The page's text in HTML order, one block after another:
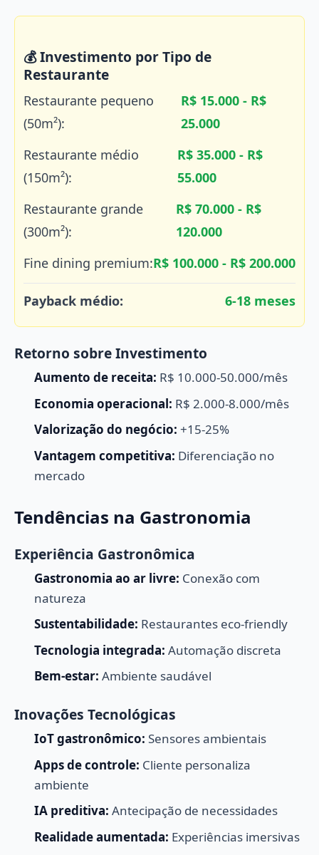
💰 Investimento por Tipo de
Restaurante
Restaurante pequeno
(50m²):
R$ 15.000 - R$
25.000
Restaurante médio
(150m²):
R$ 35.000 - R$
55.000
Restaurante grande
(300m²):
R$ 70.000 - R$
120.000
Fine dining premium:R$ 100.000 - R$ 200.000
Payback médio: 6-18 meses
Retorno sobre Investimento
Aumento de receita: R$ 10.000-50.000/mês
Economia operacional: R$ 2.000-8.000/mês
Valorização do negócio: +15-25%
Vantagem competitiva: Diferenciação no
mercado
Tendências na Gastronomia
Experiência Gastronômica
Gastronomia ao ar livre: Conexão com
natureza
Sustentabilidade: Restaurantes eco-friendly
Tecnologia integrada: Automação discreta
Bem-estar: Ambiente saudável
Inovações Tecnológicas
IoT gastronômico: Sensores ambientais
Apps de controle: Cliente personaliza
ambiente
IA preditiva: Antecipação de necessidades
Realidade aumentada: Experiências imersivas